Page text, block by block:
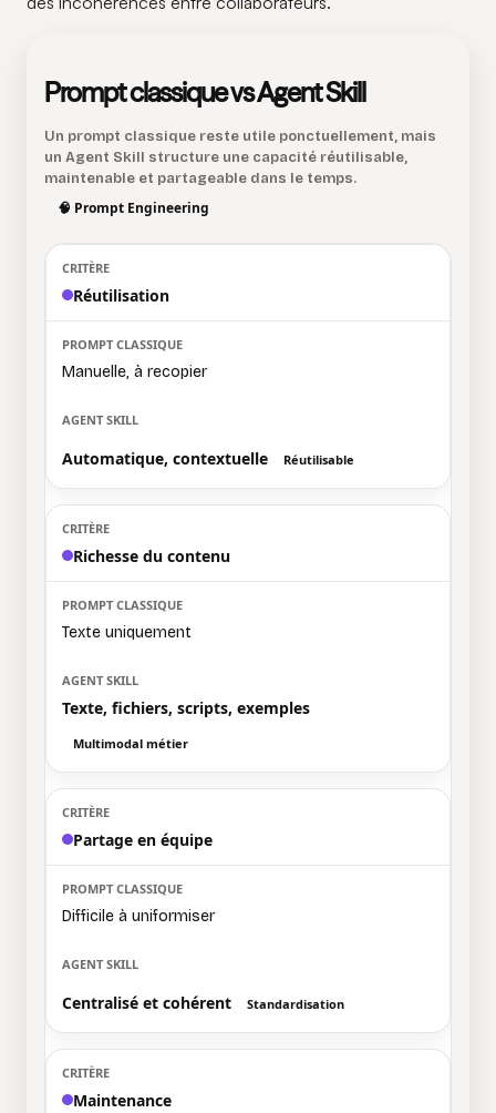
Prompt classique vs Agent Skill
Un prompt classique reste utile ponctuellement, mais
un Agent Skill structure une capacité réutilisable,
maintenable et partageable dans le temps.
🧠 Prompt Engineering
Réutilisation
Manuelle, à recopier
Automatique, contextuelle Réutilisable
Richesse du contenu
Texte uniquement
Texte, fichiers, scripts, exemples
Multimodal métier
Partage en équipe
Difficile à uniformiser
Centralisé et cohérent Standardisation
Maintenance